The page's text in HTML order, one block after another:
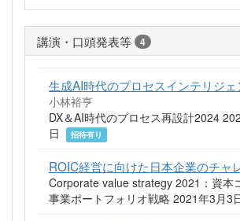
講演・口頭発表等 4
生成AI時代のプロセスインテリジェ
小林裕亨
DX＆AI時代のプロセス再設計2024
日
招待有り
ROIC経営に向けた日本企業のチャ
Corporate value strategy 2021：資本
事業ポートフォリオ戦略 2021年3月3